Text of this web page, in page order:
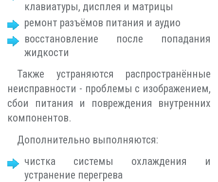
клавиатуры, дисплея и матрицы
ремонт разъёмов питания и аудио
восстановление после попадания
жидкости
Также устраняются распространённые
неисправности - проблемы с изображением,
сбои питания и повреждения внутренних
компонентов.
Дополнительно выполняются:
чистка системы охлаждения и
устранение перегрева